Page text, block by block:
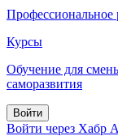
Профессиональное
Курсы
Обучение для
саморазвития
Войти
Войти через Хабр